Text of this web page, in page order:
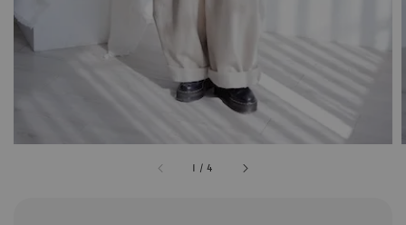
1 /4